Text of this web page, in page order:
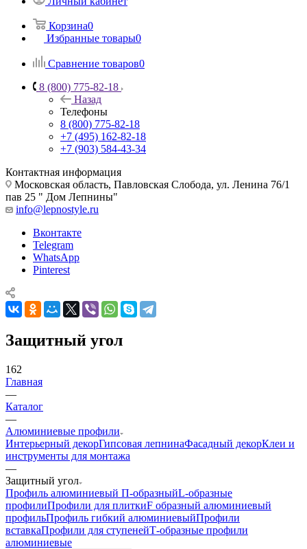
Корзина0
Избранные товары0
Сравнение товаров0
8 (800) 775-82-18
Назад
Телефоны
8 (800) 775-82-18
+7 (495) 162-82-18
+7 (903) 584-43-34
Контактная информация
Московская область, Павловская Слобода, ул. Ленина 76/1
пав 25 " Дом Лепнины"
info@lepnostyle.ru
Вконтакте
Telegram
WhatsApp
Pinterest
Защитный угол
162
Главная
—
Каталог
—
Алюминиевые профили
Интерьерный декорГипсовая лепнинаФасадный декорКлеи и
инструменты для монтажа
—
Защитный угол
Профиль алюминиевый П-образныйL-образные
профилиПрофили для плиткиF образный алюминиевый
профильПрофиль гибкий алюминиевыйПрофили
вставкаПрофили для ступенейТ-образные профили
алюминиевые